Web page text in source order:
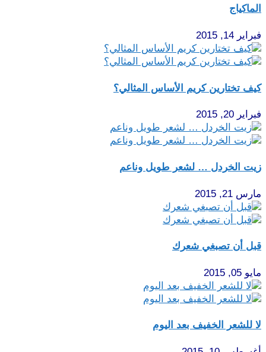
الماكياج
فبراير 14, 2015
كيف تختارين كريم الأساس المثالي؟
فبراير 20, 2015
زيت الخردل … لشعر طويل وناعم
مارس 21, 2015
قبل أن تصبغي شعرك
مايو 05, 2015
لا للشعر الخفيف بعد اليوم